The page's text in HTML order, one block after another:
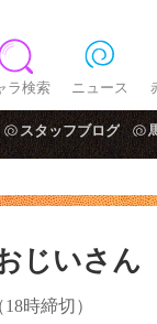
ラ検索 ニュース
スタッフブログ
じいさん
時締切）